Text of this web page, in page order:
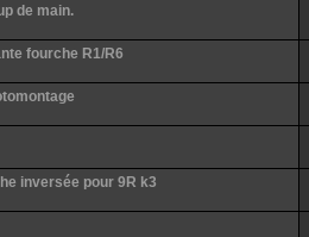
de main.
fourche R1/R6
inversée pour 9R k3